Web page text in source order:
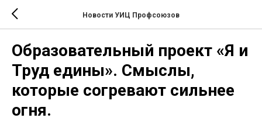
Новости УИЦ Профсоюзов
Образовательный проект «Я и
Труд едины». Смыслы,
которые согревают сильнее
огня.